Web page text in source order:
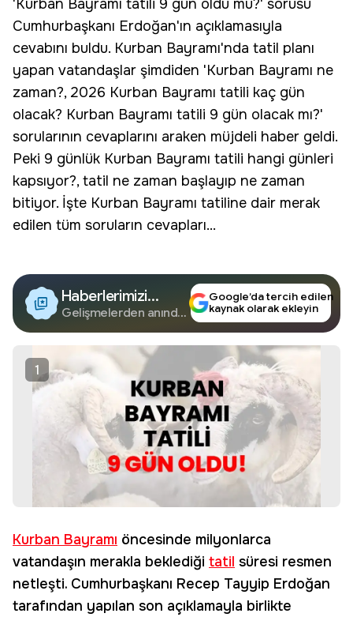
'Kurban Bayramı tatili 9 gün oldu mu?' sorusu
Cumhurbaşkanı Erdoğan'ın açıklamasıyla
cevabını buldu. Kurban Bayramı'nda tatil planı
yapan vatandaşlar şimdiden 'Kurban Bayramı ne
zaman?, 2026 Kurban Bayramı tatili kaç gün
olacak? Kurban Bayramı tatili 9 gün olacak mı?'
sorularının cevaplarını araken müjdeli haber geldi.
Peki 9 günlük Kurban Bayramı tatili hangi günleri
kapsıyor?, tatil ne zaman başlayıp ne zaman
bitiyor. İşte Kurban Bayramı tatiline dair merak
edilen tüm soruların cevapları...
Haberlerimizi
Google'da Takip
Edin
Gelişmelerden anında
Google’da tercih edilen
kaynak olarak ekleyin
1
Kurban Bayramı öncesinde milyonlarca
vatandaşın merakla beklediği tatil süresi resmen
netleşti. Cumhurbaşkanı Recep Tayyip Erdoğan
tarafından yapılan son açıklamayla birlikte